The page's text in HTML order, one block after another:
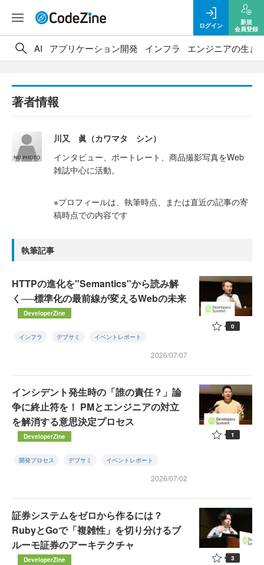
ログイン
新規
会員登録
AI アプリケーション開発 インフラ エンジニアの生き
著者情報
川又 眞（カワマタ シン）
インタビュー、ポートレート、商品撮影写真をWeb
雑誌中心に活動。
※プロフィールは、執筆時点、または直近の記事の寄
稿時点での内容です
執筆記事
HTTPの進化を"Semantics"から読み解
く──標準化の最前線が変えるWebの未来
DeveloperZine
インフラ デブサミ イベントレポート
2026/07/07
0
インシデント発生時の「誰の責任？」論
争に終止符を！ PMとエンジニアの対立
を解消する意思決定プロセス
DeveloperZine
開発プロセス デブサミ イベントレポート
2026/07/02
1
証券システムをゼロから作るには？
RubyとGoで「複雑性」を切り分けるブ
ルーモ証券のアーキテクチャ
DeveloperZine 3